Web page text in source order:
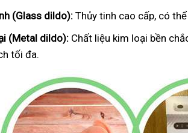
(Glass dildo): Thủy tinh cao cấp, có
(Metal dildo): Chất liệu kim loại bền
tối đa.